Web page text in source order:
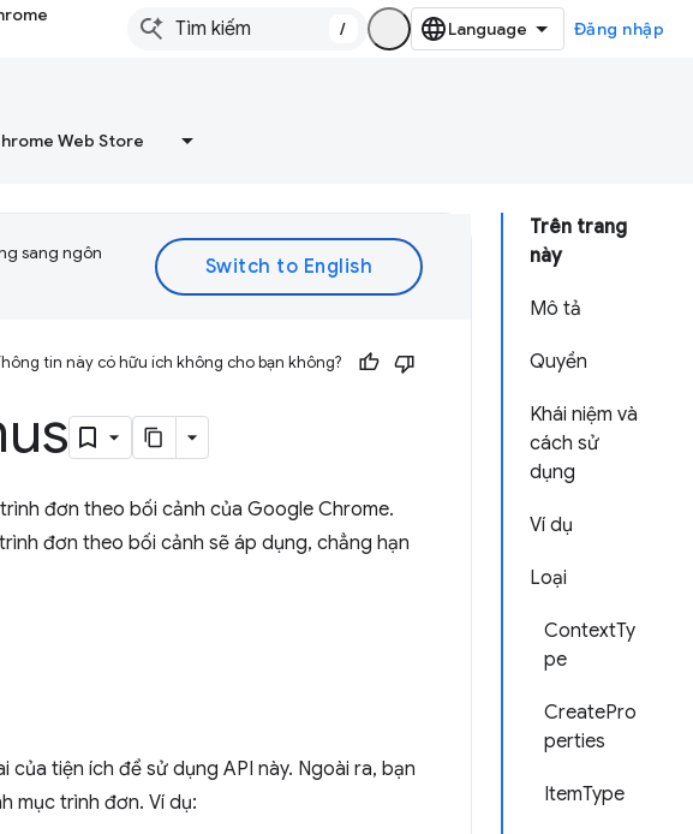
/ Đăng nhập
Web Store
Trên trang
này
Mô tả
Quyền
Khái niệm và
cách sử
dụng
Ví dụ
Loại
ContextTy
pe
CreatePro
perties
ItemType
sang ngôn
tin này có hữu ích không cho bạn không?
đơn theo bối cảnh của Google Chrome.
đơn theo bối cảnh sẽ áp dụng, chẳng hạn
của tiện ích để sử dụng API này. Ngoài ra, bạn
mục trình đơn. Ví dụ: